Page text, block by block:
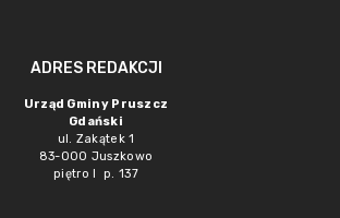
ADRES REDAKCJI
Urząd Gminy Pruszcz
Gdański
ul. Zakątek 1
83-000 Juszkowo
piętro I p. 137